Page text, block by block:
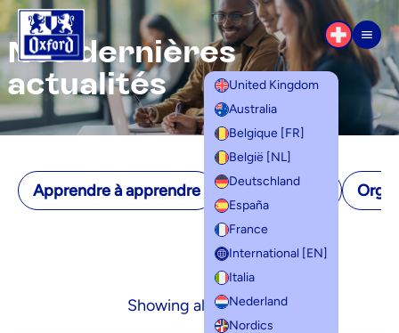
Aller au contenu
United Kingdom
Australia
Belgique [FR]
België [NL]
Deutschland
España
France
International [EN]
Italia
Nederland
Nordics
Nos dernières
actualités
Apprendre à apprendre Mémorisation
Showing all 6 results